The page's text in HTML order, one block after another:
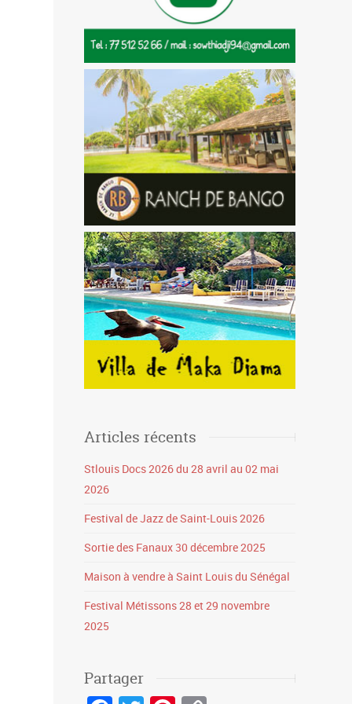
Articles récents
Stlouis Docs 2026 du 28 avril au 02 mai
2026
Festival de Jazz de Saint-Louis 2026
Sortie des Fanaux 30 décembre 2025
Maison à vendre à Saint Louis du Sénégal
Festival Métissons 28 et 29 novembre
2025
Partager